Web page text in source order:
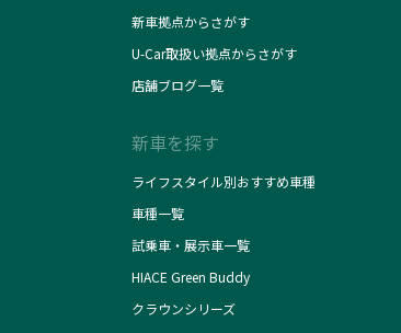
新車拠点からさがす
U-Car取扱い拠点からさがす
店舗ブログ一覧
新車を探す
ライフスタイル別おすすめ車種
車種一覧
試乗車・展示車一覧
HIACE Green Buddy
クラウンシリーズ